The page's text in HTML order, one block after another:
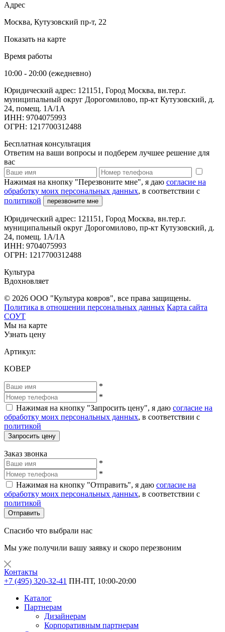
Адрес
Москва, Кутузовский пр-т, 22
Показать на карте
Время работы
10:00 - 20:00 (ежедневно)
Юридический адрес: 121151, Город Москва, вн.тер.г.
муниципальный округ Дорогомилово, пр-кт Кутузовский, д.
24, помещ. 1А/1А
ИНН: 9704075993
ОГРН: 1217700312488
Бесплатная консультация
Ответим на ваши вопросы и подберем лучшее решение для
вас
Нажимая на кнопку "Перезвоните мне", я даю согласие на
обработку моих персональных данных, в соответствии с
политикой
перезвоните мне
Юридический адрес: 121151, Город Москва, вн.тер.г.
муниципальный округ Дорогомилово, пр-кт Кутузовский, д.
24, помещ. 1А/1А
ИНН: 9704075993
ОГРН: 1217700312488
Культура
Вдохновляет
© 2026 ООО "Культура ковров", все права защищены.
Политика в отношении персональных данных Карта сайта
СОУТ
Мы на карте
Узнать цену
Артикул:
КОВЕР
*
*
Нажимая на кнопку "Запросить цену", я даю согласие на
обработку моих персональных данных, в соответствии с
политикой
Запросить цену
Заказ звонка
*
*
Нажимая на кнопку "Отправить", я даю согласие на
обработку моих персональных данных, в соответствии с
политикой
Отправить
Спасибо что выбрали нас
Мы уже получили вашу заявку и скоро перезвоним
Контакты
+7 (495) 320-32-41 ПН-ПТ, 10:00-20:00
Каталог
Партнерам
Дизайнерам
Корпоративным партнерам